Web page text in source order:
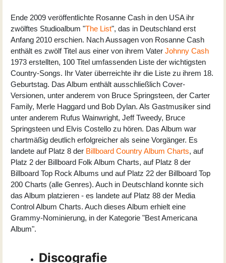
Ende 2009 veröffentlichte Rosanne Cash in den USA ihr
zwölftes Studioalbum "The List", das in Deutschland erst
Anfang 2010 erschien. Nach Aussagen von Rosanne Cash
enthält es zwölf Titel aus einer von ihrem Vater Johnny Cash
1973 erstellten, 100 Titel umfassenden Liste der wichtigsten
Country-Songs. Ihr Vater überreichte ihr die Liste zu ihrem 18.
Geburtstag. Das Album enthält ausschließlich Cover-
Versionen, unter anderem von Bruce Springsteen, der Carter
Family, Merle Haggard und Bob Dylan. Als Gastmusiker sind
unter anderem Rufus Wainwright, Jeff Tweedy, Bruce
Springsteen und Elvis Costello zu hören. Das Album war
chartmäßig deutlich erfolgreicher als seine Vorgänger. Es
landete auf Platz 8 der Billboard Country Album Charts, auf
Platz 2 der Billboard Folk Album Charts, auf Platz 8 der
Billboard Top Rock Albums und auf Platz 22 der Billboard Top
200 Charts (alle Genres). Auch in Deutschland konnte sich
das Album platzieren - es landete auf Platz 88 der Media
Control Album Charts. Auch dieses Album erhielt eine
Grammy-Nominierung, in der Kategorie "Best Americana
Album".
Discografie